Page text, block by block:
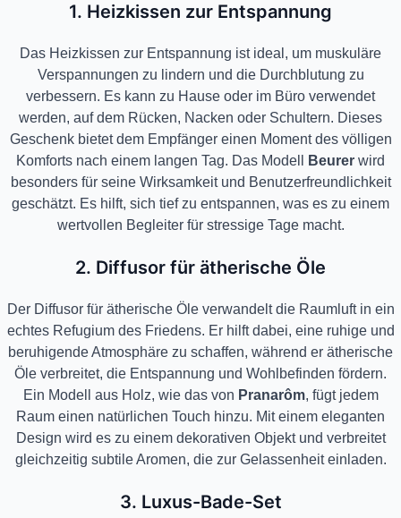
1. Heizkissen zur Entspannung
Das Heizkissen zur Entspannung ist ideal, um muskuläre
Verspannungen zu lindern und die Durchblutung zu
verbessern. Es kann zu Hause oder im Büro verwendet
werden, auf dem Rücken, Nacken oder Schultern. Dieses
Geschenk bietet dem Empfänger einen Moment des völligen
Komforts nach einem langen Tag. Das Modell
Beurer wird
besonders für seine Wirksamkeit und Benutzerfreundlichkeit
geschätzt. Es hilft, sich tief zu entspannen, was es zu einem
wertvollen Begleiter für stressige Tage macht.
2. Diffusor für ätherische Öle
Der Diffusor für ätherische Öle verwandelt die Raumluft in ein
echtes Refugium des Friedens. Er hilft dabei, eine ruhige und
beruhigende Atmosphäre zu schaffen, während er ätherische
Öle verbreitet, die Entspannung und Wohlbefinden fördern.
Ein Modell aus Holz, wie das von Pranarôm, fügt jedem
Raum einen natürlichen Touch hinzu. Mit einem eleganten
Design wird es zu einem dekorativen Objekt und verbreitet
gleichzeitig subtile Aromen, die zur Gelassenheit einladen.
3. Luxus-Bade-Set